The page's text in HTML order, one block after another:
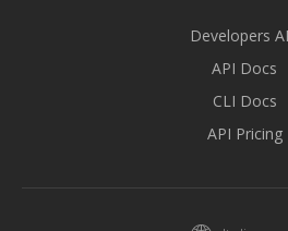
Developers
API Docs
CLI Docs
API Pricing